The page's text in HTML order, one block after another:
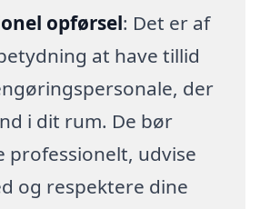
opførsel: Det er af
at have tillid
der
i dit rum. De bør
udvise
og respektere dine